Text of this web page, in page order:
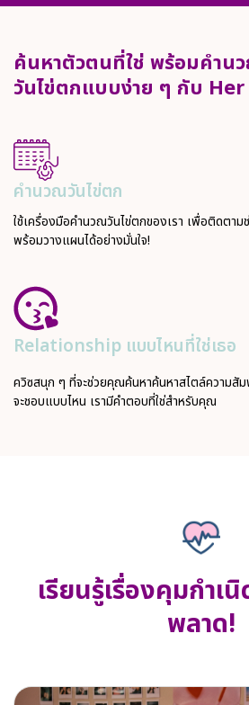
ค้นหาตัวตนที่ใช่ พร้อมคำน
วันไข่ตกแบบง่าย ๆ กับ
คำนวณวันไข่ตก
ใช้เครื่องมือคำนวณวันไข่ตกของเรา เพื่อติดตา
พร้อมวางแผนได้อย่างมั่นใจ!
Relationship แบบไหนที่ใช่เธอ
ควิซสนุก ๆ ที่จะช่วยคุณค้นหาค้นหาสไตล์ความสั
จะชอบแบบไหน เรามีคำตอบที่ใช่สำหรับคุณ
เรียนรู้เรื่องคุมกำเนิ
พลาด!